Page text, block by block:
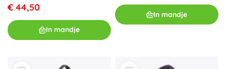
€ 44,50
In mandje
In mandje